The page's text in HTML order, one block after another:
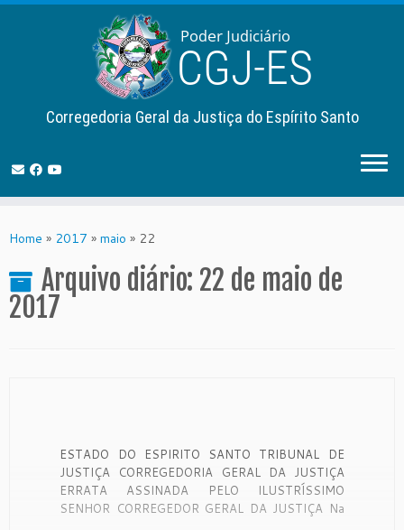
to
Corregedoria Geral da Justiça do Espírito Santo
Home » 2017 » maio » 22
Arquivo diário: 22 de maio de
2017
ESTADO DO ESPIRITO SANTO TRIBUNAL DE
JUSTIÇA CORREGEDORIA GERAL DA JUSTIÇA
ERRATA ASSINADA PELO ILUSTRÍSSIMO
SENHOR CORREGEDOR GERAL DA JUSTIÇA Na